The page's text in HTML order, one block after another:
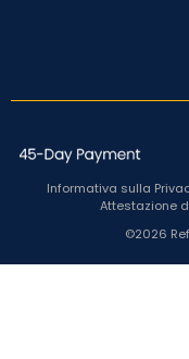
Informativa sulla
Attestazione
©2026